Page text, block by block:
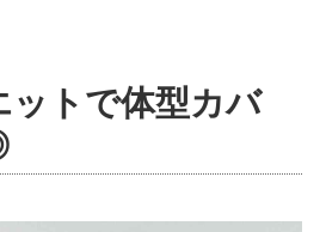
ットで体型カバ